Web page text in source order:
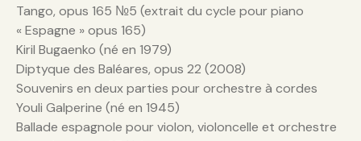
Tango, opus 165 №5 (extrait du cycle pour piano
« Espagne » opus 165)
Kiril Bugaenko (né en 1979)
Diptyque des Baléares, opus 22 (2008)
Souvenirs en deux parties pour orchestre à cordes
Youli Galperine (né en 1945)
Ballade espagnole pour violon, violoncelle et orchestre